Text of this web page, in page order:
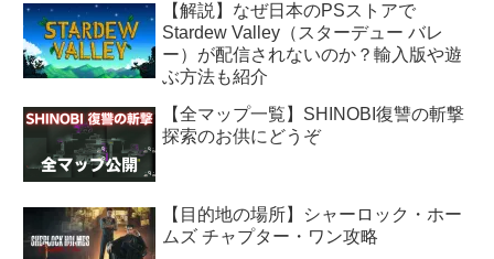
【解説】なぜ日本のPSストアで
Stardew Valley（スターデュー バレ
ー）が配信されないのか？輸入版や遊
ぶ方法も紹介
【全マップ一覧】SHINOBI復讐の斬撃
探索のお供にどうぞ
【目的地の場所】シャーロック・ホー
ムズ チャプター・ワン攻略